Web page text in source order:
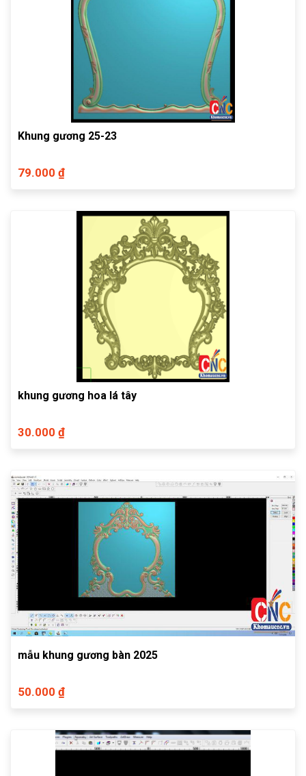
Khung gương 25-23
79.000 ₫
khung gương hoa lá tây
30.000 ₫
mẫu khung gương bàn 2025
50.000 ₫